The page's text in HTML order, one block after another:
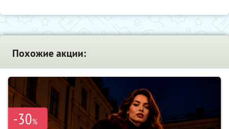
Похожие акции:
-30%